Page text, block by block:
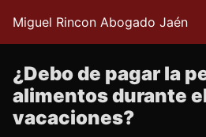
Miguel Rincon Abogado Jaén
¿Debo de pagar la
alimentos durante
vacaciones?